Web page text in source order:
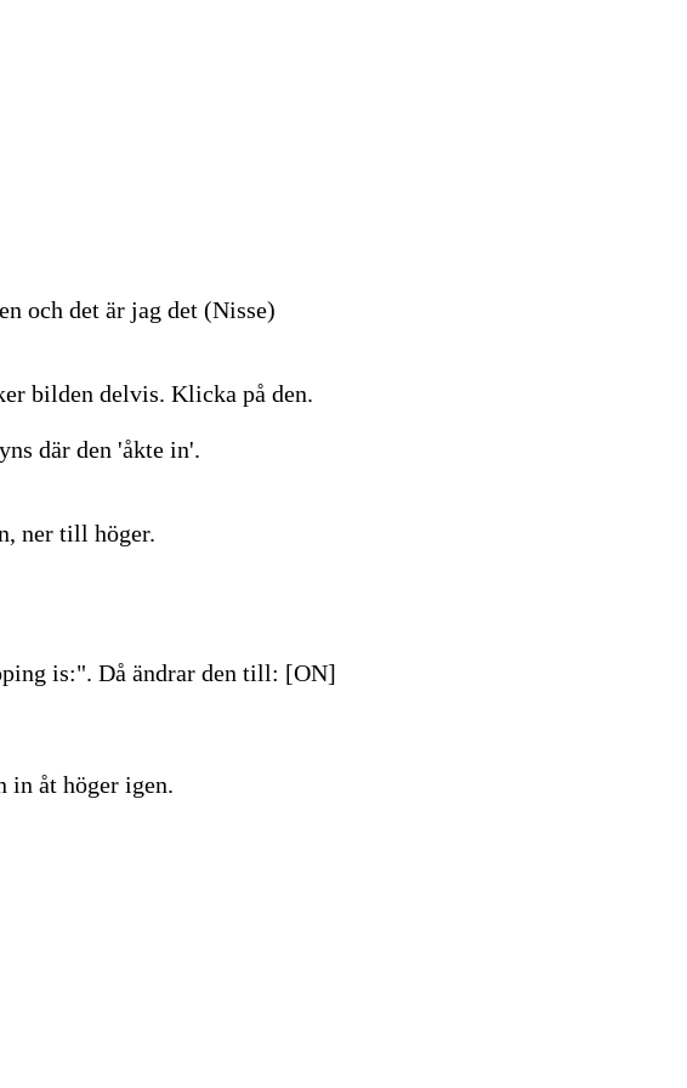
och det är jag det (Nisse)
bilden delvis. Klicka på den.
där den 'åkte in'.
ner till höger.
is:". Då ändrar den till: [ON]
in åt höger igen.